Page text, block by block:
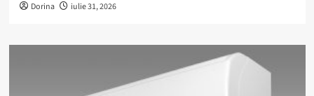
Dorina iulie 31, 2026